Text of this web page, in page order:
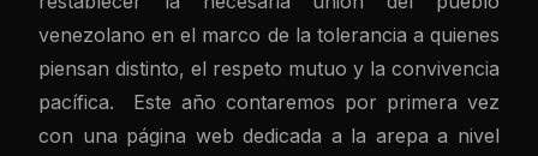
venezolano en el marco de la tolerancia a quienes
piensan distinto, el respeto mutuo y la convivencia
pacífica. Este año contaremos por primera vez
con una página web dedicada a la arepa a nivel